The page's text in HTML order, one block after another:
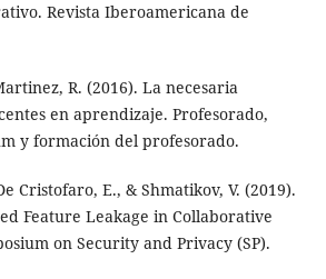
Revista Iberoamericana de
R. (2016). La necesaria
en aprendizaje. Profesorado,
y formación del profesorado.
Cristofaro, E., & Shmatikov, V. (2019).
Feature Leakage in Collaborative
on Security and Privacy (SP).